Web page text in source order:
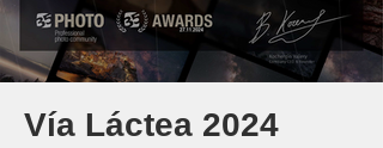
Vía Láctea 2024